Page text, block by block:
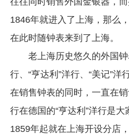
1846年就进入了上海，那么
在此时随钟表来到了上海。
老上海历史悠久的外国钟
行、“亨达利”洋行、“美记”洋
在销售钟表的同时，一直在
行在德国的“亨达利”洋行是
1859年起就在上海开设分店